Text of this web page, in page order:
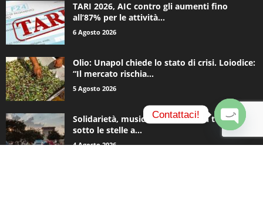
TARI 2026, AIC contro gli aumenti fino
all’87% per le attività...
6 Agosto 2026
Olio: Unapol chiede lo stato di crisi. Loiodice:
“Il mercato rischia...
5 Agosto 2026
Solidarietà, musica e una notte in tenda
sotto le stelle a...
4 Agosto 2026
Contattaci!
O